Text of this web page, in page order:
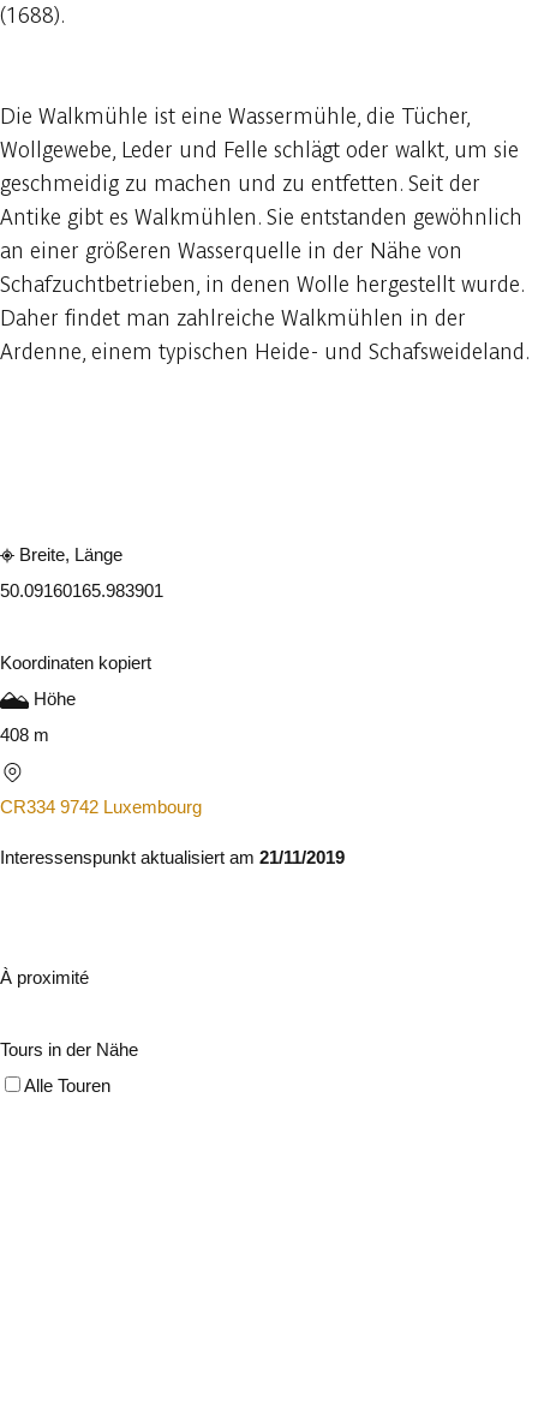
(1688).
Die Walkmühle ist eine Wassermühle, die Tücher,
Wollgewebe, Leder und Felle schlägt oder walkt, um sie
geschmeidig zu machen und zu entfetten. Seit der
Antike gibt es Walkmühlen. Sie entstanden gewöhnlich
an einer größeren Wasserquelle in der Nähe von
Schafzuchtbetrieben, in denen Wolle hergestellt wurde.
Daher findet man zahlreiche Walkmühlen in der
Ardenne, einem typischen Heide- und Schafsweideland.
Breite, Länge
50.09160165.983901
Koordinaten kopiert
Höhe
408 m
CR334 9742 Luxembourg
Interessenspunkt aktualisiert am 21/11/2019
À proximité
Tours in der Nähe
Alle Touren